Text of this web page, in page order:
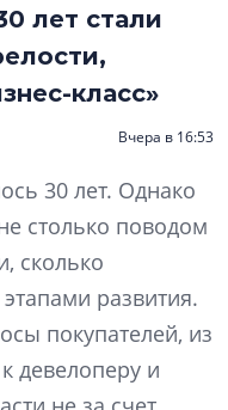
лет стали
класс»
Вчера в 16:53
30 лет. Однако
столько поводом
сколько
развития.
покупателей, из
девелоперу и